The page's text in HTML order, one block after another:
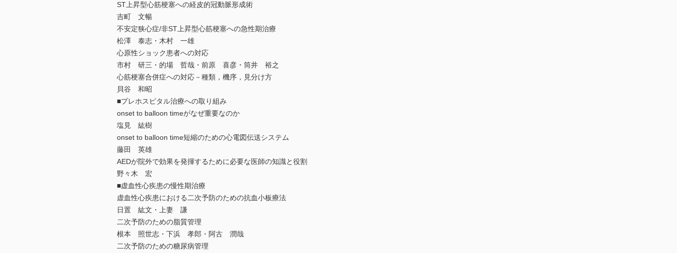
ST上昇型心筋梗塞への経皮的冠動脈形成術
吉町 文暢
不安定狭心症/非ST上昇型心筋梗塞への急性期治療
松澤 泰志・木村 一雄
心原性ショック患者への対応
市村 研三・的場 哲哉・前原 喜彦・筒井 裕之
心筋梗塞合併症への対応－種類，機序，見分け方
貝谷 和昭
■プレホスピタル治療への取り組み
onset to balloon timeがなぜ重要なのか
塩見 紘樹
onset to balloon time短縮のための心電図伝送システム
藤田 英雄
AEDが院外で効果を発揮するために必要な医師の知識と役割
野々木 宏
■虚血性心疾患の慢性期治療
虚血性心疾患における二次予防のための抗血小板療法
日置 紘文・上妻 謙
二次予防のための脂質管理
根本 照世志・下浜 孝郎・阿古 潤哉
二次予防のための糖尿病管理